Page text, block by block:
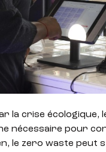
la crise écologique,
nécessaire pour
le zero waste peut